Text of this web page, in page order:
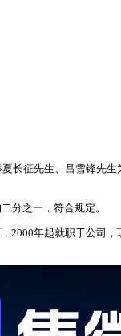
长征先生、吕雪锋先
分之一，符合规定。
2000年起就职于公司